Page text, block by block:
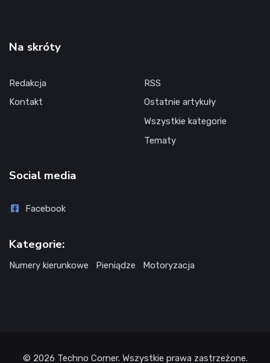
Na skróty
Redakcja
Kontakt
RSS
Ostatnie artykuły
Wszystkie kategorie
Tematy
Social media
Facebook
Kategorie:
Numery kierunkowe Pieniądze Motoryzacja
© 2026 Techno Corner. Wszystkie prawa zastrzeżone.